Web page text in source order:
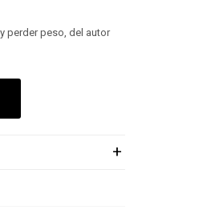
perder peso, del autor